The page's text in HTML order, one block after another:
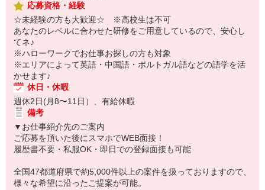
応募資格・経験
☆未経験の方も大歓迎☆ ※高校生は不可
あなたのレベルに合わせた研修をご用意しているので、安心し
てネ♪
※ハローワークでお仕事お探しの方も対象
※エリアによって英語・中国語・ポルトガル語などの語学を活
かせます♪
休日・休暇
週休2日(月8〜11日）、有給休暇
備考
▼お仕事紹介先のご案内
ご応募を頂いた後にスマホでWEB面接！
履歴書不要・私服OK・即日での登録面接も可能
全国47都道府県で約5,000件以上の案件を扱っておりますので、
様々な希望に沿ったご提案が可能。